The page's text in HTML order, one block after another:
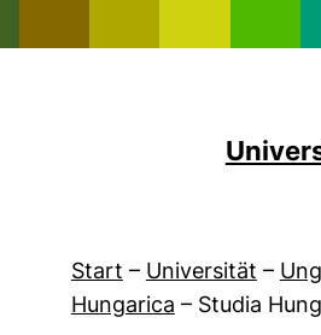
Start – Universität –
Hungarica – Studia